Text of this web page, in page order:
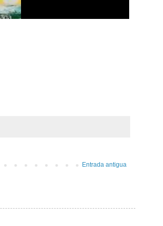
Entrada antigua